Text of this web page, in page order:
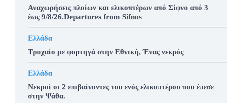
Αναχωρήσεις πλοίων και ελικοπτέρων από Σίφνο από 3
έως 9/8/26.Departures from Sifnos
Ελλάδα
Τροχαίο με φορτηγά στην Εθνική, Ένας νεκρός
Ελλάδα
Νεκροί οι 2 επιβαίνοντες του ενός ελικοπτέρου που έπεσε
στην Ψάθα.